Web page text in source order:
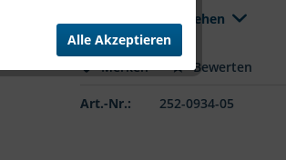
Alle Varianten ansehen
Merken Bewerten
Art.-Nr.: 252-0934-05
Alle Akzeptieren